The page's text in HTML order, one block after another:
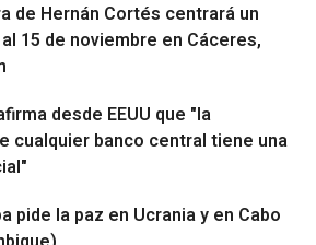
de Hernán Cortés centrará un
15 de noviembre en Cáceres,
desde EEUU que "la
cualquier banco central tiene una
pide la paz en Ucrania y en Cabo